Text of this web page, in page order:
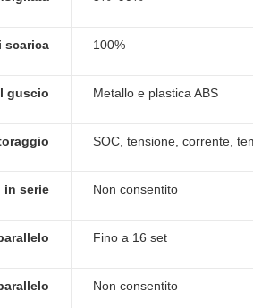
scarica 100%
guscio Metallo e plastica ABS
SOC, tensione, corrente,
in serie Non consentito
Fino a 16 set
Non consentito